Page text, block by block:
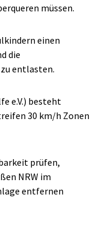
müssen.
einen
die
entlasten.
e.V.) besteht
30 km/h Zonen
prüfen,
NRW im
entfernen